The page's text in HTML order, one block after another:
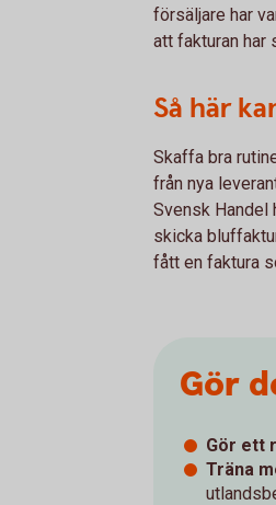
försäljare har
att fakturan har
Så här
Skaffa bra
från nya
Svensk Handel
skicka
fått en faktura
Gör
Gör ett
Träna